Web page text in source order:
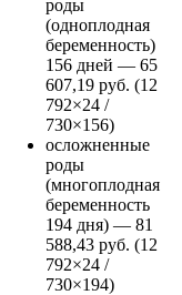
роды
(одноплодная
беременность)
156 дней — 65
607,19 руб. (12
792×24 /
730×156)
осложненные
роды
(многоплодная
беременность
194 дня) — 81
588,43 руб. (12
792×24 /
730×194)